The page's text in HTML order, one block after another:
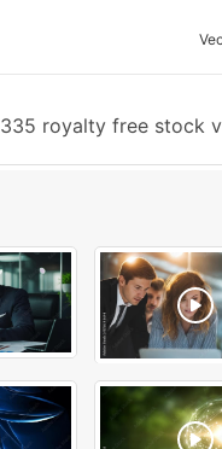
335 royalty free stock